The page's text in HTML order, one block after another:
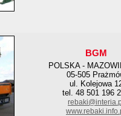
BGM
POLSKA -
05-505
ul. Kolejowa
tel. 48 501 196